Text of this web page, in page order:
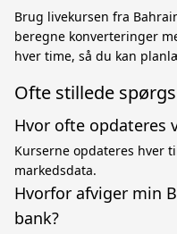
Brug livekursen fra
beregne konverteringer
hver time, så du kan
Ofte stillede
Hvor ofte opdateres
Kurserne opdateres hver
markedsdata.
Hvorfor afviger min
bank?